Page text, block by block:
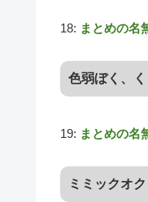
18: まとめの名
色弱ぼく、
19: まとめの名
ミミックオ